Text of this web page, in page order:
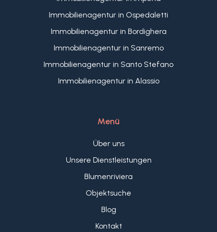
des berühmten mittelalterlichen Dorfes Triora
wurde mit viel Bedacht renoviert.
Immobilienagentur in Ospedaletti
Immobilienagentur in Bordighera
Immobilienagentur in Sanremo
Immobilienagentur in Santo Stefano
Immobilienagentur in Alassio
Menü
Über uns
Unsere Dienstleistungen
Blumenriviera
Objektsuche
Blog
Kontakt